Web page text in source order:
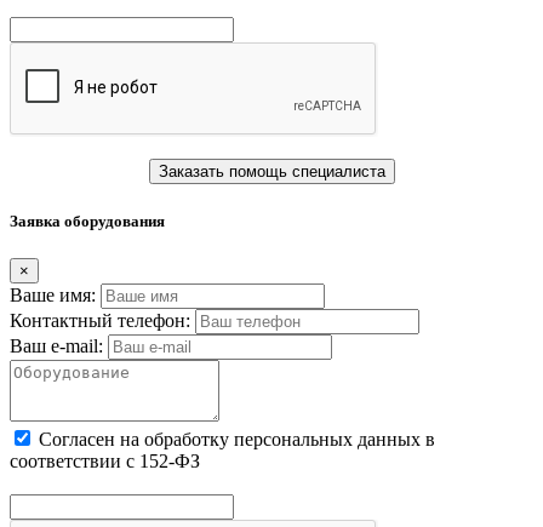
Заказать помощь специалиста
Заявка оборудования
×
Ваше имя:
Контактный телефон:
Ваш e-mail:
Cогласен на обработку персональных данных в
соответствии с 152-ФЗ